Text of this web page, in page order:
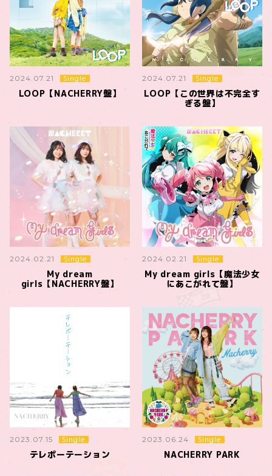
2024.07.21 Single
LOOP【NACHERRY盤】
2024.07.21 Single
LOOP【この世界は不完全す
ぎる盤】
2024.02.21 Single
My dream
girls【NACHERRY盤】
2024.02.21 Single
My dream girls【魔法少女
にあこがれて盤】
2023.07.15 Single
テレポーテーション
2023.06.24 Single
NACHERRY PARK